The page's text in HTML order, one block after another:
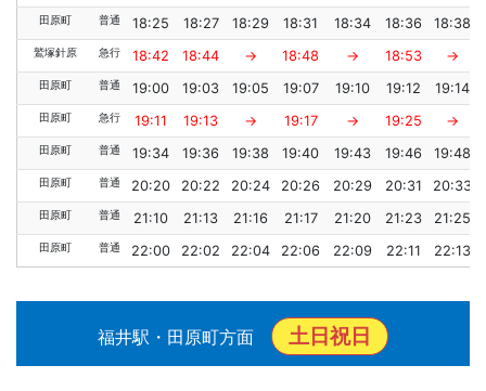
田原町 普通 18:25 18:27 18:29 18:31 18:34 18:36 18:38
鷲塚針原 急行 18:42 18:44 → 18:48 → 18:53 →
田原町 普通 19:00 19:03 19:05 19:07 19:10 19:12 19:14
田原町 急行 19:11 19:13 → 19:17 → 19:25 →
田原町 普通 19:34 19:36 19:38 19:40 19:43 19:46 19:48
田原町 普通 20:20 20:22 20:24 20:26 20:29 20:31 20:33
田原町 普通 21:10 21:13 21:16 21:17 21:20 21:23 21:25
田原町 普通 22:00 22:02 22:04 22:06 22:09 22:11 22:13
福井駅・田原町方面 土日祝日